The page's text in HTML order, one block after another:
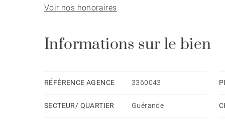
indépendant de 63 m² comprenant un séjour
grand dégagement donnant accès à un local
voitures, une buanderie et un atelier d'une part,
niveau que la piscine extérieure chauffée et son
chambre donnant sur une terrasse privée de 13
Voir nos honoraires
Informations sur le bien
RÉFÉRENCE AGENCE 3360043
SECTEUR/ QUARTIER Guérande